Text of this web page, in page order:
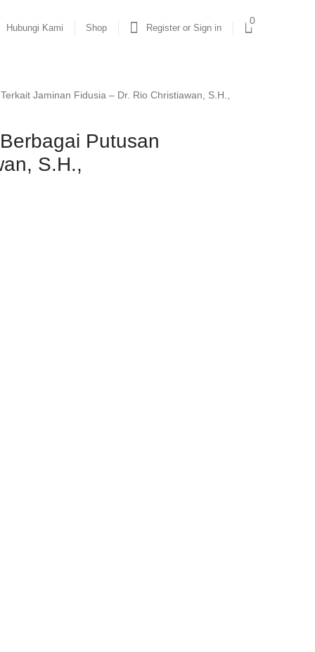
Hubungi Kami Shop Register or Sign in
0
Jaminan Fidusia – Dr. Rio Christiawan, S.H.,
Putusan
S.H.,